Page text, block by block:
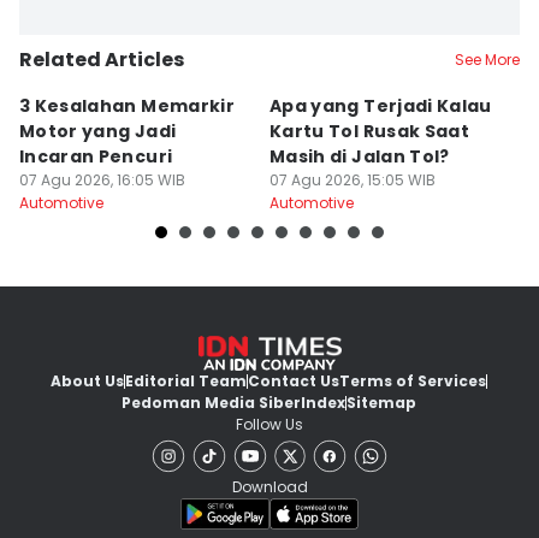
Related Articles See More
3 Kesalahan Memarkir
Motor yang Jadi
Incaran Pencuri
07 Agu 2026, 16:05 WIB
Automotive
Apa yang Terjadi Kalau
Kartu Tol Rusak Saat
Masih di Jalan Tol?
07 Agu 2026, 15:05 WIB
Automotive
About UsEditorial TeamContact UsTerms of Services
Pedoman Media SiberIndexSitemap
Follow Us
Download